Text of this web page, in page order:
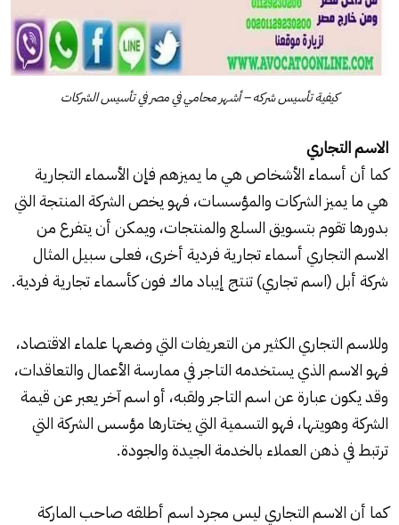
كيفية تأسيس شركه – أشهر محامي في مصر في تأسيس الشركات
الاسم التجاري
كما أن أسماء الأشخاص هي ما يميزهم فإن الأسماء التجارية
هي ما يميز الشركات والمؤسسات، فهو يخص الشركة المنتجة التي
بدورها تقوم بتسويق السلع والمنتجات، ويمكن أن يتفرع من
الاسم التجاري أسماء تجارية فردية أخرى، فعلى سبيل المثال
شركة أبل (اسم تجاري) تنتج إيباد ماك فون كأسماء تجارية فردية.
وللاسم التجاري الكثير من التعريفات التي وضعها علماء الاقتصاد،
فهو الاسم الذي يستخدمه التاجر في ممارسة الأعمال والتعاقدات،
وقد يكون عبارة عن اسم التاجر ولقبه، أو اسم آخر يعبر عن قيمة
الشركة وهويتها، فهو التسمية التي يختارها مؤسس الشركة التي
ترتبط في ذهن العملاء بالخدمة الجيدة والجودة.
كما أن الاسم التجاري ليس مجرد اسم أطلقه صاحب الماركة